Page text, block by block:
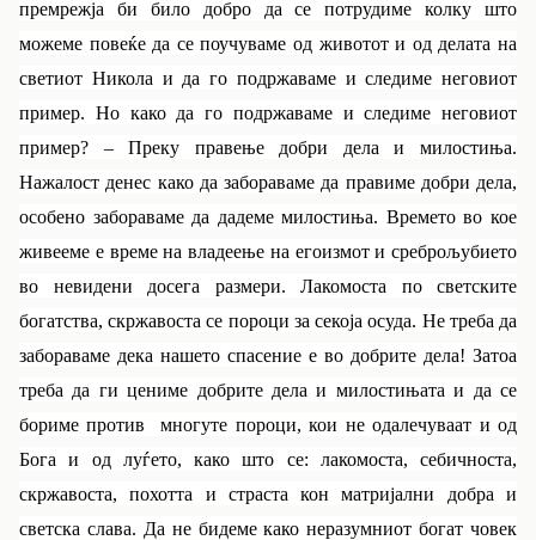
премрежја би било добро да се потрудиме колку што
можеме повеќе да се поучуваме од животот и од делата на
светиот Никола и да го подржаваме и следиме неговиот
пример. Но како да го подржаваме и следиме неговиот
пример? – Преку правење добри дела и милостиња.
Нажалост денес како да забораваме да правиме добри дела,
особено забораваме да дадеме милостиња. Времето во кое
живееме е време на владеење на егоизмот и среброљубието
во невидени досега размери. Лакомоста по светските
богатства, скржавоста се пороци за секоја осуда. Не треба да
забораваме дека нашето спасение е во добрите дела! Затоа
треба да ги цениме добрите дела и милостињата и да се
бориме против многуте пороци, кои не одалечуваат и од
Бога и од луѓето, како што се: лакомоста, себичноста,
скржавоста, похотта и страста кон матријални добра и
светска слава. Да не бидеме како неразумниот богат човек